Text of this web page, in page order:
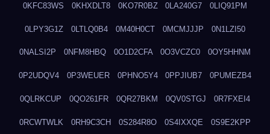
0KFC83WS 0KHXDLT8 0KO7R0BZ 0LA240G7 0LIQ91PM
0LPY3G1Z 0LTLQ0B4 0M40H0CT 0MCMJJJP 0N1LZI50
0NALSI2P 0NFM8HBQ 0O1D2CFA 0O3VCZC0 0OY5HHNM
0P2UDQV4 0P3WEUER 0PHNO5Y4 0PPJIUB7 0PUMEZB4
0QLRKCUP 0QO261FR 0QR27BKM 0QV0STGJ 0R7FXEI4
0RCWTWLK 0RH9C3CH 0S284R8O 0S4IXXQE 0S9E2KPP